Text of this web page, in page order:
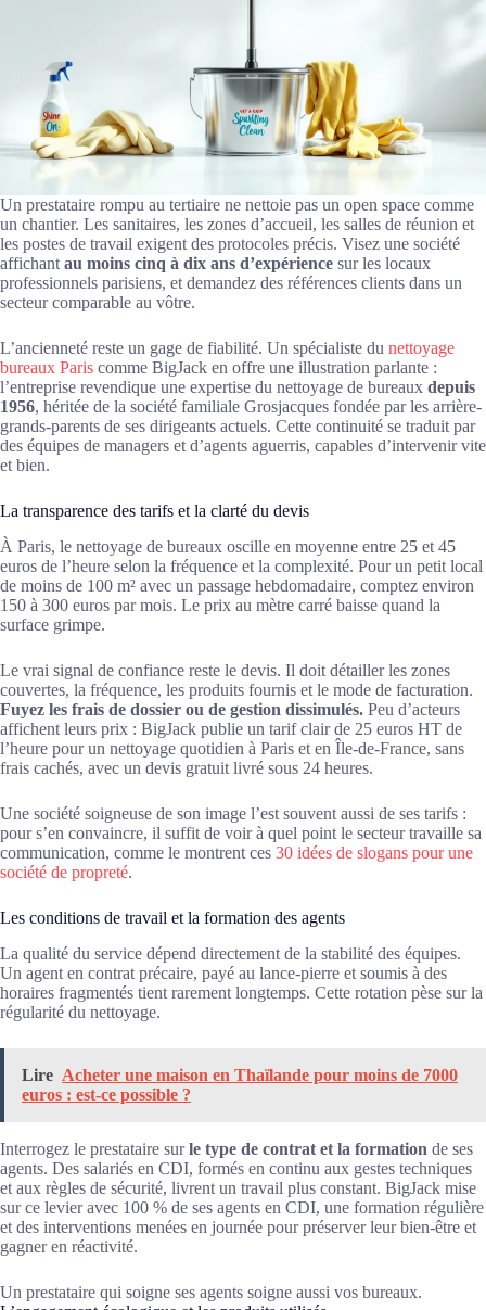
Un prestataire rompu au tertiaire ne nettoie pas un open space comme
un chantier. Les sanitaires, les zones d’accueil, les salles de réunion et
les postes de travail exigent des protocoles précis. Visez une société
affichant au moins cinq à dix ans d’expérience sur les locaux
professionnels parisiens, et demandez des références clients dans un
secteur comparable au vôtre.
L’ancienneté reste un gage de fiabilité. Un spécialiste du nettoyage
bureaux Paris comme BigJack en offre une illustration parlante :
l’entreprise revendique une expertise du nettoyage de bureaux depuis
1956, héritée de la société familiale Grosjacques fondée par les arrière-
grands-parents de ses dirigeants actuels. Cette continuité se traduit par
des équipes de managers et d’agents aguerris, capables d’intervenir vite
et bien.
La transparence des tarifs et la clarté du devis
À Paris, le nettoyage de bureaux oscille en moyenne entre 25 et 45
euros de l’heure selon la fréquence et la complexité. Pour un petit local
de moins de 100 m² avec un passage hebdomadaire, comptez environ
150 à 300 euros par mois. Le prix au mètre carré baisse quand la
surface grimpe.
Le vrai signal de confiance reste le devis. Il doit détailler les zones
couvertes, la fréquence, les produits fournis et le mode de facturation.
Fuyez les frais de dossier ou de gestion dissimulés. Peu d’acteurs
affichent leurs prix : BigJack publie un tarif clair de 25 euros HT de
l’heure pour un nettoyage quotidien à Paris et en Île-de-France, sans
frais cachés, avec un devis gratuit livré sous 24 heures.
Une société soigneuse de son image l’est souvent aussi de ses tarifs :
pour s’en convaincre, il suffit de voir à quel point le secteur travaille sa
communication, comme le montrent ces 30 idées de slogans pour une
société de propreté.
Les conditions de travail et la formation des agents
La qualité du service dépend directement de la stabilité des équipes.
Un agent en contrat précaire, payé au lance-pierre et soumis à des
horaires fragmentés tient rarement longtemps. Cette rotation pèse sur la
régularité du nettoyage.
Lire Acheter une maison en Thaïlande pour moins de 7000
euros : est-ce possible ?
Interrogez le prestataire surle type de contrat et la formation de ses
agents. Des salariés en CDI, formés en continu aux gestes techniques
et aux règles de sécurité, livrent un travail plus constant. BigJack mise
sur ce levier avec 100 % de ses agents en CDI, une formation régulière
et des interventions menées en journée pour préserver leur bien-être et
gagner en réactivité.
Un prestataire qui soigne ses agents soigne aussi vos bureaux.